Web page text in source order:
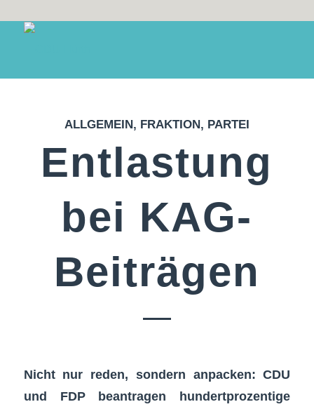
ALLGEMEIN, FRAKTION, PARTEI
Entlastung
bei KAG-
Beiträgen
Nicht nur reden, sondern anpacken: CDU
und FDP beantragen hundertprozentige